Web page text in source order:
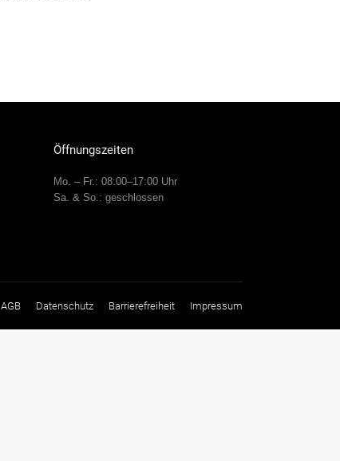
Öffnungszeiten
Mo. – Fr.: 08:00–17:00 Uhr
Sa. & So.: geschlossen
AGB Datenschutz Barrierefreiheit Impressum